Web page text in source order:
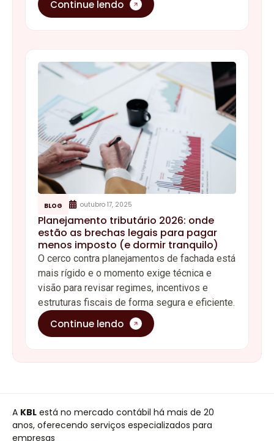
Continue lendo
BLOG outubro 17, 2025
Planejamento tributário 2026: onde
estão as brechas legais para pagar
menos imposto (e dormir tranquilo)
O cerco contra planejamentos de fachada está
mais rígido e o momento exige técnica e
visão para revisar regimes, incentivos e
estruturas fiscais de forma segura e eficiente.
Continue lendo
A KBL está no mercado contábil há mais de 20
anos, oferecendo serviços especializados para
empresas